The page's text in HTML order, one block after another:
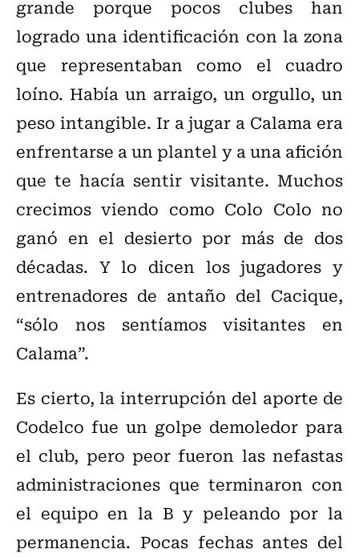
grande porque pocos clubes han
logrado una identificación con la zona
que representaban como el cuadro
loíno. Había un arraigo, un orgullo, un
peso intangible. Ir a jugar a Calama era
enfrentarse a un plantel y a una afición
que te hacía sentir visitante. Muchos
crecimos viendo como Colo Colo no
ganó en el desierto por más de dos
décadas. Y lo dicen los jugadores y
entrenadores de antaño del Cacique,
“sólo nos sentíamos visitantes en
Calama”.
Es cierto, la interrupción del aporte de
Codelco fue un golpe demoledor para
el club, pero peor fueron las nefastas
administraciones que terminaron con
el equipo en la B y peleando por la
permanencia. Pocas fechas antes del